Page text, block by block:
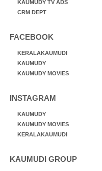
KAUMUDY TV ADS
CRM DEPT
FACEBOOK
KERALAKAUMUDI
KAUMUDY
KAUMUDY MOVIES
INSTAGRAM
KAUMUDY
KAUMUDY MOVIES
KERALAKAUMUDI
KAUMUDI GROUP